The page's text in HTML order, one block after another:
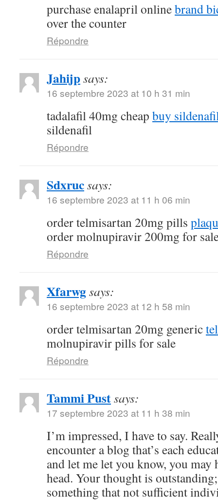
purchase enalapril onlinebrand
over the counter
Répondre
Jahijpsays:
16 septembre 2023 at 10 h 31 min
tadalafil 40mg cheap buy
sildenafil
Répondre
Sdxrucsays:
16 septembre 2023 at 11 h 06 min
order telmisartan 20mg pills
order molnupiravir 200mg for
Répondre
Xfarwgsays:
16 septembre 2023 at 12 h 58 min
order telmisartan 20mg generic
molnupiravir pills for sale
Répondre
Tammi Pustsays:
17 septembre 2023 at 11 h 38 min
I’m impressed, I have to say.
encounter a blog that’s each
and let me let you know, you may
head. Your thought is
something that not sufficient